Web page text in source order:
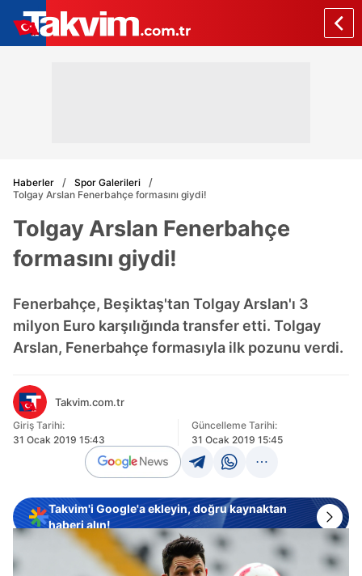
Haberler
Spor Galerileri
Tolgay Arslan Fenerbahçe formasını giydi!
Tolgay Arslan Fenerbahçe
formasını giydi!
Fenerbahçe, Beşiktaş'tan Tolgay Arslan'ı 3
milyon Euro karşılığında transfer etti. Tolgay
Arslan, Fenerbahçe formasıyla ilk pozunu verdi.
Takvim.com.tr
Giriş Tarihi:
31 Ocak 2019 15:43
Güncelleme Tarihi:
31 Ocak 2019 15:45
Takvim'i Google'a ekleyin, doğru kaynaktan
haberi alın!